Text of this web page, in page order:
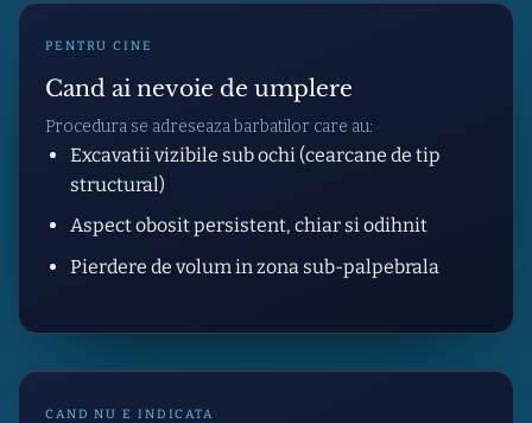
PENTRU CINE
Cand ai nevoie de umplere
Procedura se adreseaza barbatilor care au:
Excavatii vizibile sub ochi (cearcane de tip
structural)
Aspect obosit persistent, chiar si odihnit
Pierdere de volum in zona sub-palpebrala
CAND NU E INDICATA